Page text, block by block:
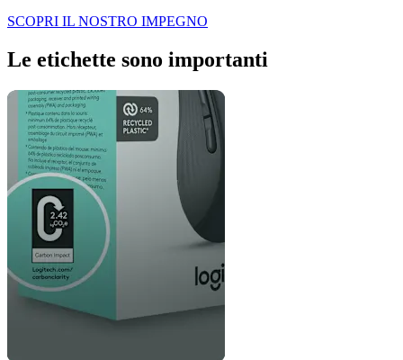
SCOPRI IL NOSTRO IMPEGNO
Le etichette sono importanti